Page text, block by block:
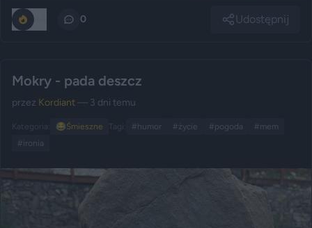
0 Udostępnij
Mokry - pada deszcz
przez Kordiant— 3 dni temu
Kategoria: 😂Śmieszne Tagi: #humor #życie #pogoda
#mem
#ironia